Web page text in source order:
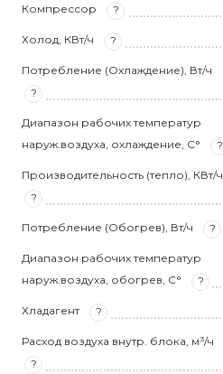
Компрессор ?
Холод, КВт/ч ?
Потребление (Охлаждение), Вт/ч
?
Диапазон рабочих температур
наруж.воздуха, охлаждение, С°
?
Производительность (тепло), КВт/ч
?
Потребление (Обогрев), Вт/ч ?
Диапазон рабочих температур
наруж.воздуха, обогрев, С°
?
Хладагент ?
Расход воздуха внутр. блока, м³/ч
?